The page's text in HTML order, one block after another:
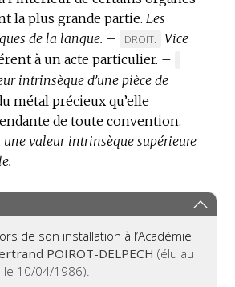
DOMAINE
:
la plus grande partie. Les
de la langue. –
MARQUE
DE
DOMAINE
:
DROIT.
Vice
à un acte particulier. –
intrinsèque d’une pièce de
métal précieux qu’elle
de toute convention.
une valeur intrinsèque supérieure
de son installation à l’Académie
POIROT-DELPECH (élu au
le 10/04/1986).